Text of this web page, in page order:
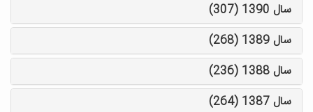
سال 1390 (307)
سال 1389 (268)
سال 1388 (236)
سال 1387 (264)